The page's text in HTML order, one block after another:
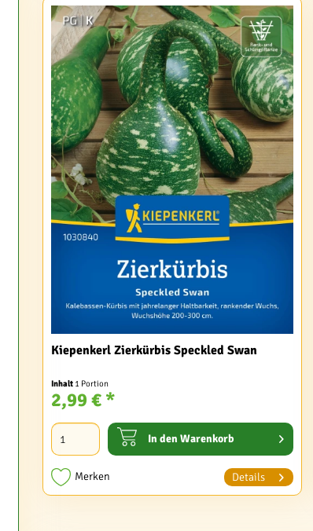
Kiepenkerl Zierkürbis Speckled Swan
Inhalt 1 Portion
2,99 € *
In den Warenkorb
Merken Details